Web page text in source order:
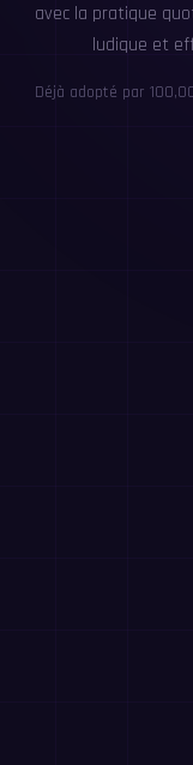
avec la pratique
ludique et
Déjà adopté par